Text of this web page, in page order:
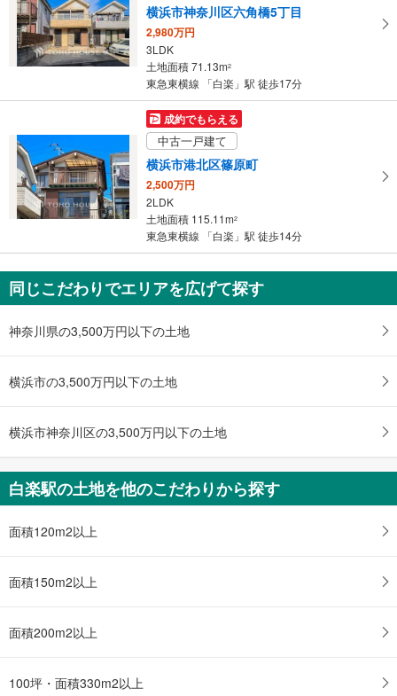
ー
ジ
に
存
る
横浜市神奈川区六角橋5丁目
2,980万円
3LDK
土地面積 71.13m2
東急東横線 「白楽」駅 徒歩17分
成約でもらえる
中古一戸建て
横浜市港北区篠原町
2,500万円
2LDK
土地面積 115.11m2
東急東横線 「白楽」駅 徒歩14分
同じこだわりでエリアを広げて探す
神奈川県の3,500万円以下の土地
横浜市の3,500万円以下の土地
横浜市神奈川区の3,500万円以下の土地
白楽駅の土地を他のこだわりから探す
面積120m2以上
面積150m2以上
面積200m2以上
100坪・面積330m2以上